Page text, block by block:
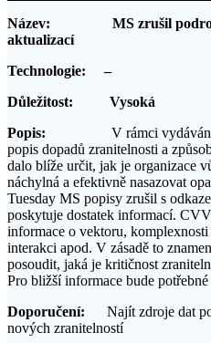
Název: MS zrušil
aktualizací
Technologie: –
Důležitost: Vysoká
Popis:
V rámci
popis dopadů zranitelnosti a
dalo blíže určit, jak je organizace
náchylná a efektivně nasazovat
Tuesday MS popisy zrušil s
poskytuje dostatek informací.
informace o vektoru,
interakci apod. V zásadě to
posoudit, jaká je kritičnost
Pro bližší informace bude
Doporučení:
Najít zdroje dat
nových zranitelností